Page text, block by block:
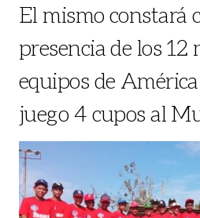
El mismo constará
presencia de los 12
equipos de
juego 4 cupos al